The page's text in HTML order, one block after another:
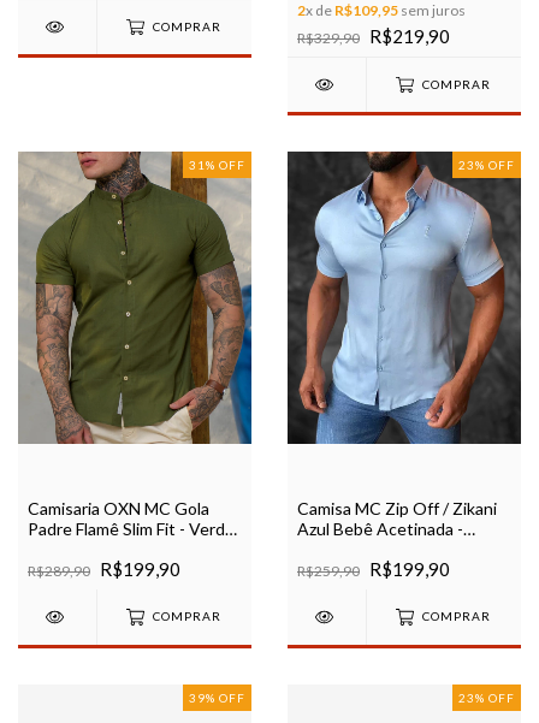
COMPRAR
2x de R$109,95 sem juros
R$329,90 R$219,90
COMPRAR
31 % OFF
Camisaria OXN MC Gola
Padre Flamê Slim Fit - Verde
R$289,90 R$199,90
COMPRAR
23% OFF
Camisa MC Zip Off / Zikani
Azul Bebê Acetinada -
R$259,90 R$199,90
COMPRAR
39% OFF 23% OFF